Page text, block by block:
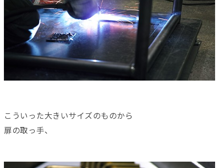
こういった大きいサイズのものから
扉の取っ手、